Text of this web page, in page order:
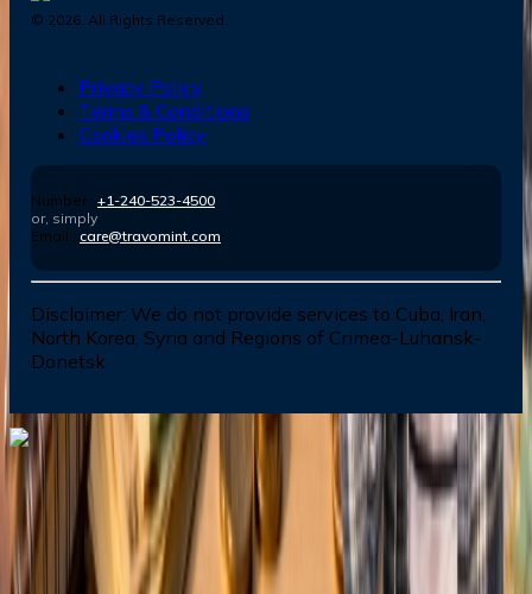
© 2026. All Rights Reserved.
Privacy Policy
Terms & Conditions
Cookies Policy
Number : +1-240-523-4500
or, simply
Email : care@travomint.com
Disclaimer: We do not provide services to Cuba, Iran,
North Korea, Syria and Regions of Crimea-Luhansk-
Donetsk
Dial In for Bigger Savings: Exclusive Deals!
+1-240-523-4500
+1-240-523-4500
Contact us